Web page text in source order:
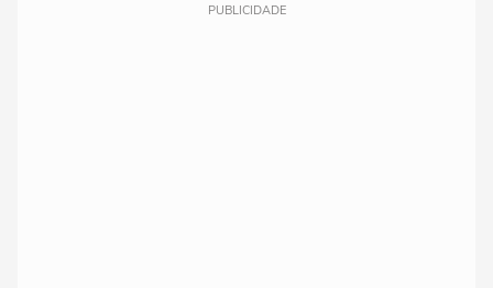
PUBLICIDADE